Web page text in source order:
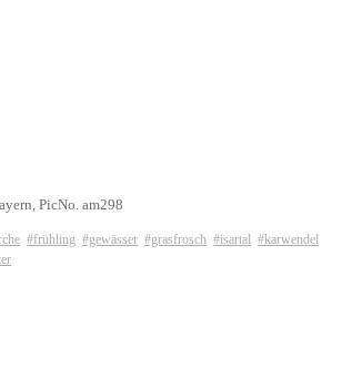
PicNo. am298
#frühling #gewässer #grasfrosch #isartal #karwendel